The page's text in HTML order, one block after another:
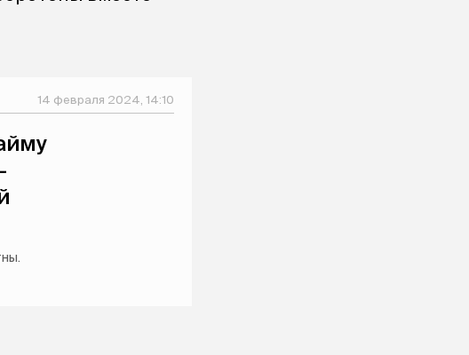
14 февраля 2024, 14:10